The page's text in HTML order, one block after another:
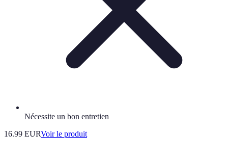
Nécessite un bon entretien
16.99 EURVoir le produit